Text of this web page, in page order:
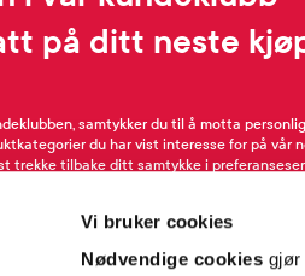
Vi bruker cookies
Nødvendige cookies gjør
på ditt neste
samtykker du til å motta
du har vist interesse for på vår
trekke tilbake ditt samtykke i